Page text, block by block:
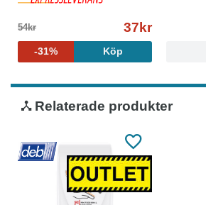
54kr 37kr
-31% Köp
Relaterade produkter